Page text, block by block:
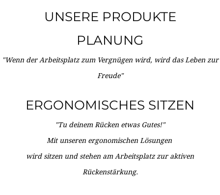
UNSERE PRODUKTE
PLANUNG
"Wenn der Arbeitsplatz zum Vergnügen wird, wird das Leben zur
Freude"
ERGONOMISCHES SITZEN
"Tu deinem Rücken etwas Gutes!"
Mit unseren ergonomischen Lösungen
wird sitzen und stehen am Arbeitsplatz zur aktiven
Rückenstärkung.